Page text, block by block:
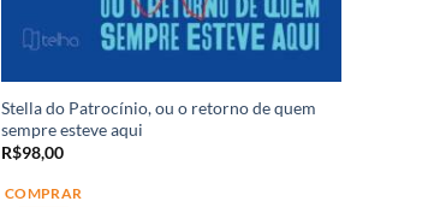
Stella do Patrocínio, ou o retorno de quem
sempre esteve aqui
R$98,00
COMPRAR